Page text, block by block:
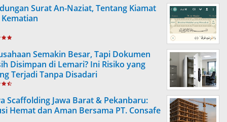
Surat An-Naziat, Tentang Kiamat
Semakin Besar, Tapi Dokumen
Disimpan di Lemari? Ini Risiko yang
Terjadi Tanpa Disadari
Scaffolding Jawa Barat & Pekanbaru:
Hemat dan Aman Bersama PT. Consafe